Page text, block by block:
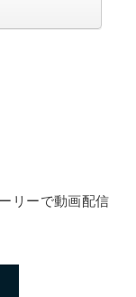
リーで動画配信